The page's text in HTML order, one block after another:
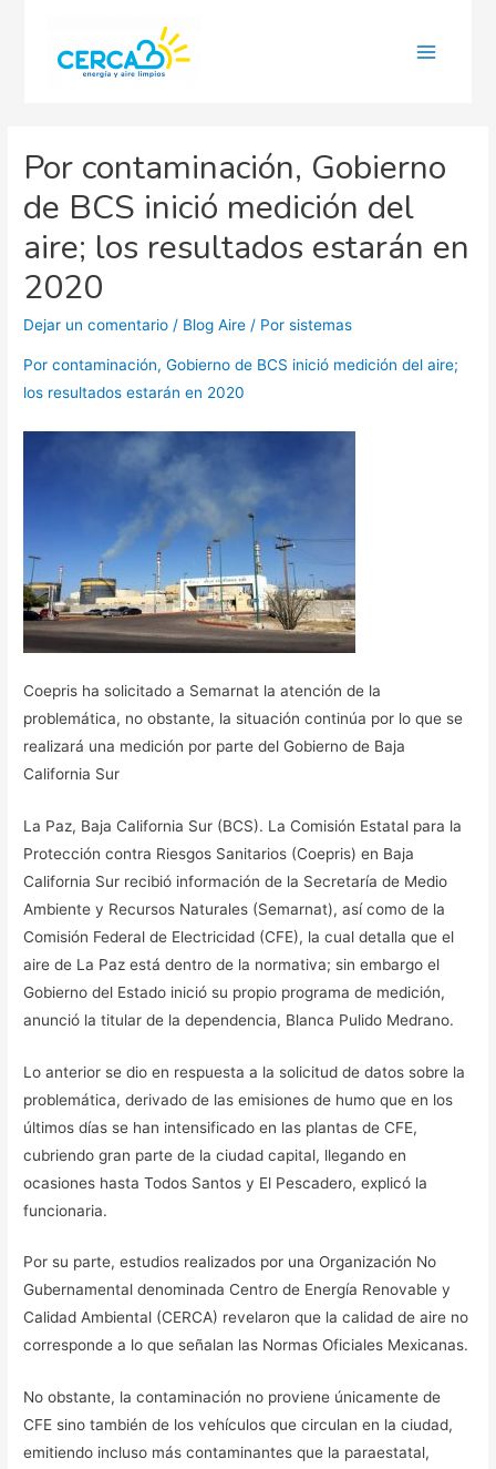
Por contaminación, Gobierno
de BCS inició medición del
aire; los resultados estarán en
2020
Dejar un comentario / Blog Aire / Porsistemas
Por contaminación, Gobierno de BCS inició medición del aire;
los resultados estarán en 2020
Coepris ha solicitado a Semarnat la atención de la
problemática, no obstante, la situación continúa por lo que se
realizará una medición por parte del Gobierno de Baja
California Sur
La Paz, Baja California Sur (BCS). La Comisión Estatal para la
Protección contra Riesgos Sanitarios (Coepris) en Baja
California Sur recibió información de la Secretaría de Medio
Ambiente y Recursos Naturales (Semarnat), así como de la
Comisión Federal de Electricidad (CFE), la cual detalla que el
aire de La Paz está dentro de la normativa; sin embargo el
Gobierno del Estado inició su propio programa de medición,
anunció la titular de la dependencia, Blanca Pulido Medrano.
Lo anterior se dio en respuesta a la solicitud de datos sobre la
problemática, derivado de las emisiones de humo que en los
últimos días se han intensificado en las plantas de CFE,
cubriendo gran parte de la ciudad capital, llegando en
ocasiones hasta Todos Santos y El Pescadero, explicó la
funcionaria.
Por su parte, estudios realizados por una Organización No
Gubernamental denominada Centro de Energía Renovable y
Calidad Ambiental (CERCA) revelaron que la calidad de aire no
corresponde a lo que señalan las Normas Oficiales Mexicanas.
No obstante, la contaminación no proviene únicamente de
CFE sino también de los vehículos que circulan en la ciudad,
emitiendo incluso más contaminantes que la paraestatal,